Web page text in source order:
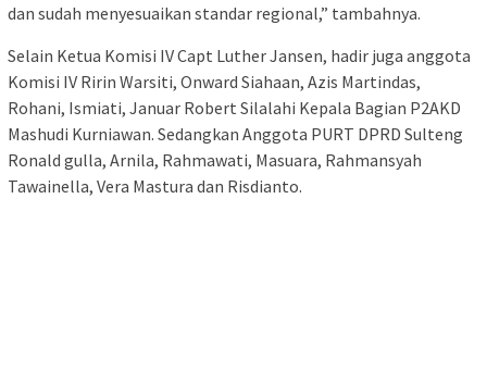
dan sudah menyesuaikan standar regional,” tambahnya.
Selain Ketua Komisi IV Capt Luther Jansen, hadir juga anggota
Komisi IV Ririn Warsiti, Onward Siahaan, Azis Martindas,
Rohani, Ismiati, Januar Robert Silalahi Kepala Bagian P2AKD
Mashudi Kurniawan. Sedangkan Anggota PURT DPRD Sulteng
Ronald gulla, Arnila, Rahmawati, Masuara, Rahmansyah
Tawainella, Vera Mastura dan Risdianto.